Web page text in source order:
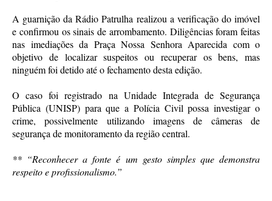
A guarnição da Rádio Patrulha realizou a verificação do imóvel
e confirmou os sinais de arrombamento. Diligências foram feitas
nas imediações da Praça Nossa Senhora Aparecida com o
objetivo de localizar suspeitos ou recuperar os bens, mas
ninguém foi detido até o fechamento desta edição.
O caso foi registrado na Unidade Integrada de Segurança
Pública (UNISP) para que a Polícia Civil possa investigar o
crime, possivelmente utilizando imagens de câmeras de
segurança de monitoramento da região central.
** “Reconhecer a fonte é um gesto simples que demonstra
respeito e profissionalismo.”